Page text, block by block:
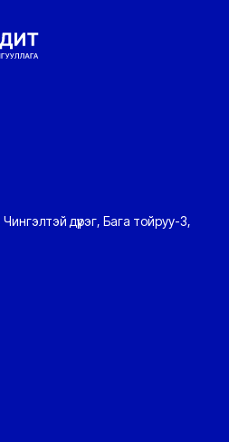
дүүрэг, Бага тойруу-3,